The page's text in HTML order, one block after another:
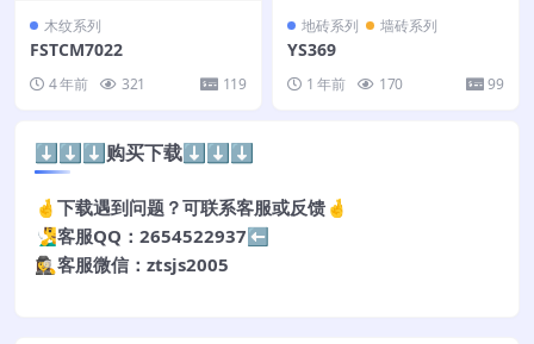
木纹系列
FSTCM7022
4 年前 321 119
地砖系列 墙砖系列
YS369
1 年前 170 99
⬇️⬇️⬇️购买下载⬇️⬇️⬇️
🤞下载遇到问题？可联系客服或反馈🤞
🧏‍♂️客服QQ：2654522937⬅️
🕵️‍♀️客服微信：ztsjs2005